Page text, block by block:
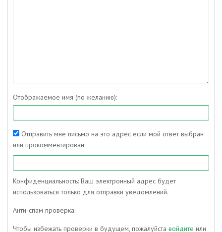
Отображаемое имя (по желанию):
Отправить мне письмо на это адрес если мой ответ выбран
или прокомментирован:
Конфиденциальность: Ваш электронный адрес будет
использоваться только для отправки уведомлений.
Анти-спам проверка:
Чтобы избежать проверки в будущем, пожалуйста войдите или